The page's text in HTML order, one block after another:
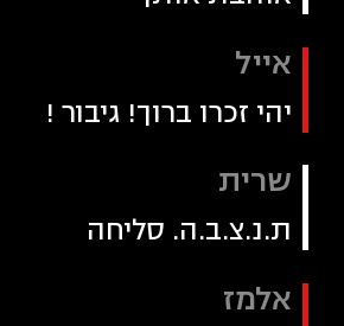
אייל
יהי זכרו ברוך! גיבור !
שרית
ת.נ.צ.ב.ה. סליחה
אלמז